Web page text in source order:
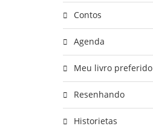
Contos
Agenda
Meu livro preferido
Resenhando
Historietas